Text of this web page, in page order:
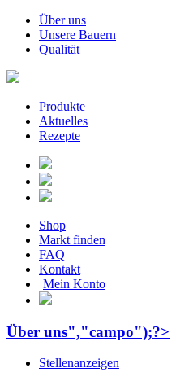
Über uns
Unsere Bauern
Qualität
Produkte
Aktuelles
Rezepte
Shop
Markt finden
FAQ
Kontakt
Mein Konto
Über uns","campo");?>
Stellenanzeigen